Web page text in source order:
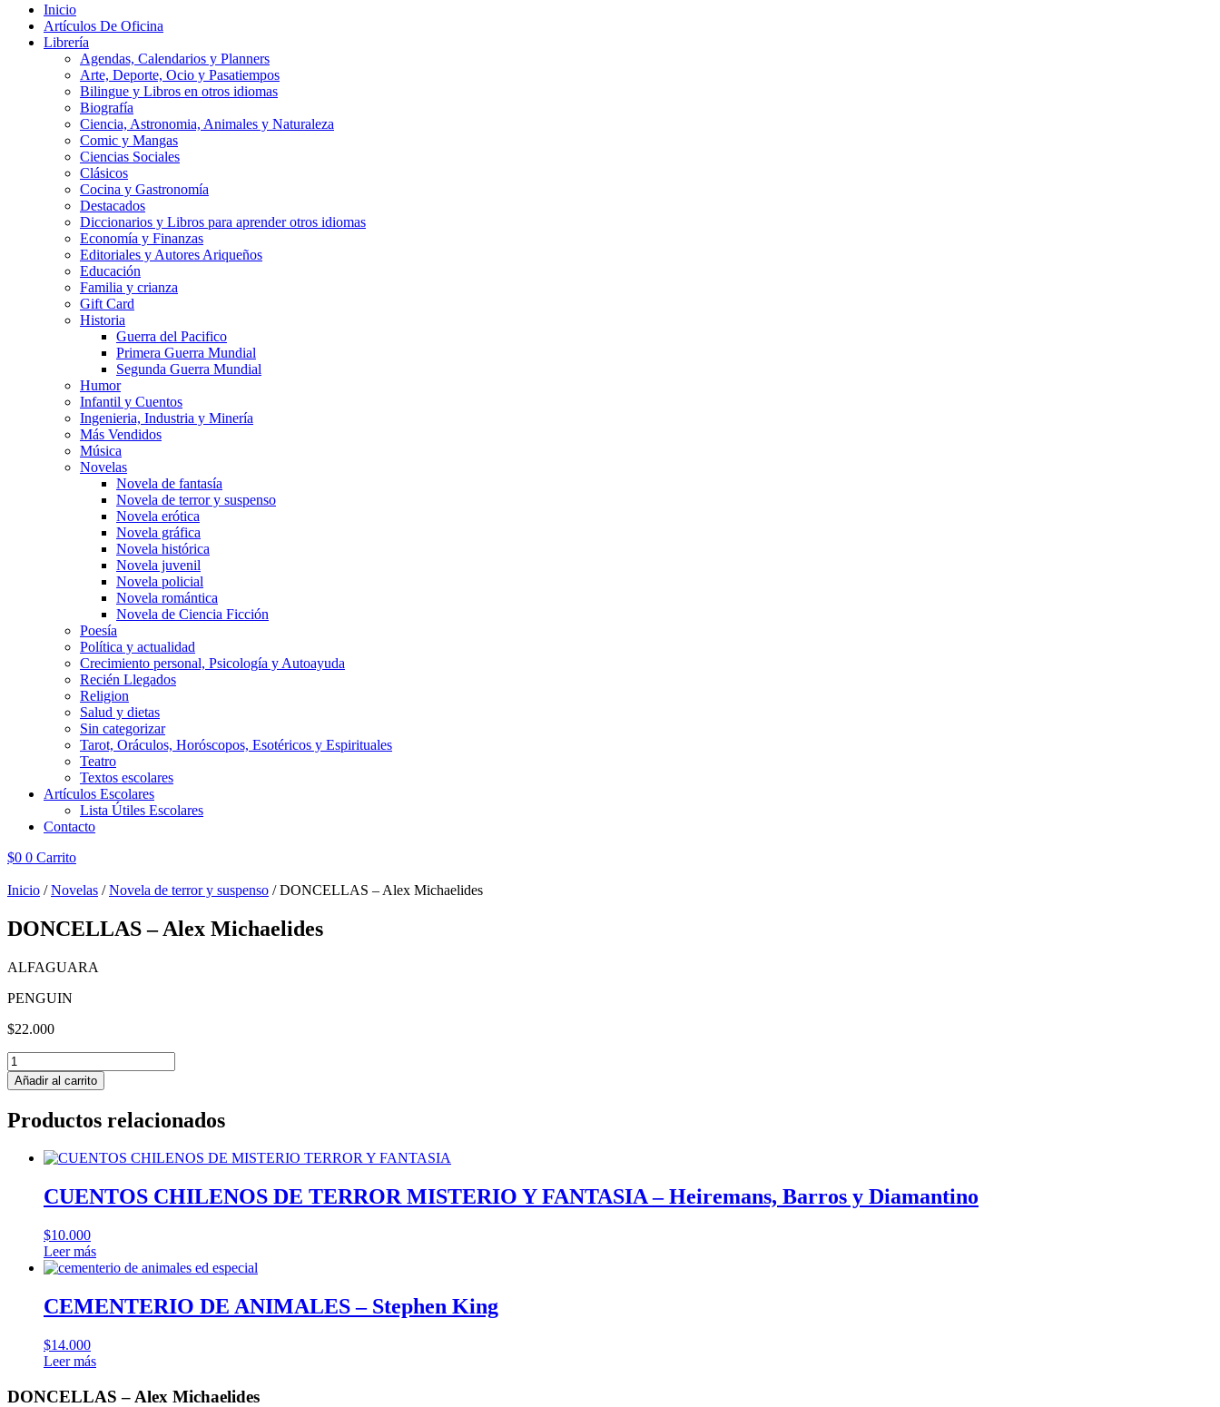
Inicio
Artículos De Oficina
Librería
Agendas, Calendarios y Planners
Arte, Deporte, Ocio y Pasatiempos
Bilingue y Libros en otros idiomas
Biografía
Ciencia, Astronomia, Animales y Naturaleza
Comic y Mangas
Ciencias Sociales
Clásicos
Cocina y Gastronomía
Destacados
Diccionarios y Libros para aprender otros idiomas
Economía y Finanzas
Editoriales y Autores Ariqueños
Educación
Familia y crianza
Gift Card
Historia
Guerra del Pacifico
Primera Guerra Mundial
Segunda Guerra Mundial
Humor
Infantil y Cuentos
Ingenieria, Industria y Minería
Más Vendidos
Música
Novelas
Novela de fantasía
Novela de terror y suspenso
Novela erótica
Novela gráfica
Novela histórica
Novela juvenil
Novela policial
Novela romántica
Novela de Ciencia Ficción
Poesía
Política y actualidad
Crecimiento personal, Psicología y Autoayuda
Recién Llegados
Religion
Salud y dietas
Sin categorizar
Tarot, Oráculos, Horóscopos, Esotéricos y Espirituales
Teatro
Textos escolares
Artículos Escolares
Lista Útiles Escolares
Contacto
$0 0 Carrito
Inicio /Novelas /Novela de terror y suspenso / DONCELLAS – Alex Michaelides
DONCELLAS – Alex Michaelides
ALFAGUARA
PENGUIN
$22.000
DONCELLAS
-
Alex
cantidad
Añadir al carrito
Productos relacionados
CUENTOS CHILENOS DE TERROR MISTERIO Y FANTASIA – Heiremans, Barros y Diamantino
$10.000
Leer más
CEMENTERIO DE ANIMALES – Stephen King
$14.000
Leer más
DONCELLAS – Alex Michaelides